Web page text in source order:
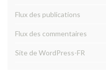
Flux des publications
Flux des commentaires
Site de WordPress-FR